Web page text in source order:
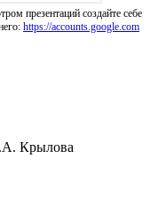
презентаций создайте себе
https://accounts.google.com
Крылова